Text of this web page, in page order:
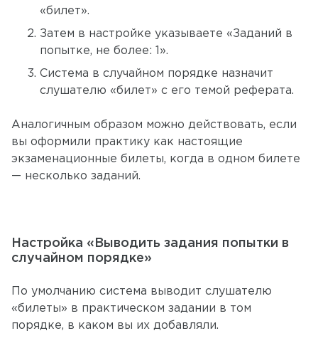
«билет».
Затем в настройке указываете «Заданий в
попытке, не более: 1».
Система в случайном порядке назначит
слушателю «билет» с его темой реферата.
Аналогичным образом можно действовать, если
вы оформили практику как настоящие
экзаменационные билеты, когда в одном билете
— несколько заданий.
Настройка «Выводить задания попытки в
случайном порядке»
По умолчанию система выводит слушателю
«билеты» в практическом задании в том
порядке, в каком вы их добавляли.